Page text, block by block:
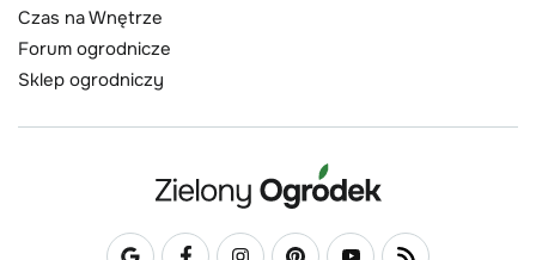
Czas na Wnętrze
Forum ogrodnicze
Sklep ogrodniczy